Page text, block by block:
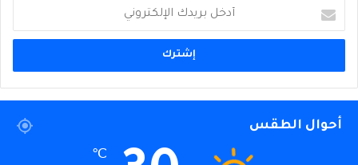
بريدك
الإلكتروني
أحوال الطقس
℃